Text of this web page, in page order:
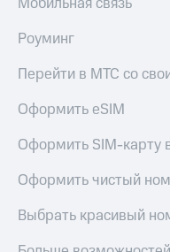
Роуминг
Перейти в МТС со
Оформить eSIM
Оформить SIM-карту
Оформить чистый
Выбрать красивый